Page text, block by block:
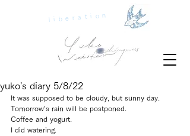
liberation
yuko's diary 5/8/22
It was supposed to be cloudy, but sunny day.
Tomorrow’s rain will be postponed.
Coffee and yogurt.
I did watering.